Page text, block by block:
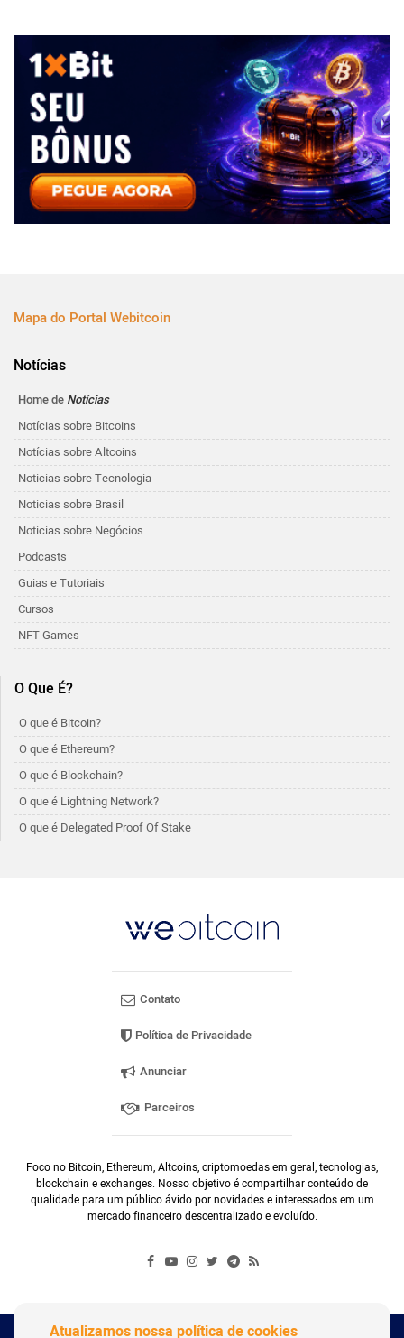
Mapa do Portal Webitcoin
Notícias
Home de Notícias
Notícias sobre Bitcoins
Notícias sobre Altcoins
Noticias sobre Tecnologia
Noticias sobre Brasil
Noticias sobre Negócios
Podcasts
Guias e Tutoriais
Cursos
NFT Games
O Que É?
O que é Bitcoin?
O que é Ethereum?
O que é Blockchain?
O que é Lightning Network?
O que é Delegated Proof Of Stake
Contato
Política de Privacidade
Anunciar
Parceiros
Foco no Bitcoin, Ethereum, Altcoins, criptomoedas em geral, tecnologias,
blockchain e exchanges. Nosso objetivo é compartilhar conteúdo de
qualidade para um público ávido por novidades e interessados em um
mercado financeiro descentralizado e evoluído.
Atualizamos nossa política de cookies